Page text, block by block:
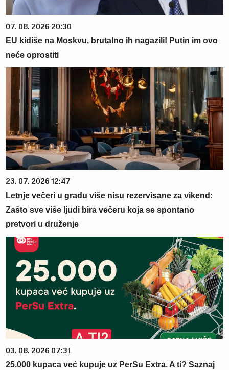
07. 08. 2026 20:30
EU kidiše na Moskvu, brutalno ih nagazili! Putin im ovo
neće oprostiti
23. 07. 2026 12:47
Letnje večeri u gradu više nisu rezervisane za vikend:
Zašto sve više ljudi bira večeru koja se spontano
pretvori u druženje
03. 08. 2026 07:31
25.000 kupaca već kupuje uz PerSu Extra. A ti? Saznaj